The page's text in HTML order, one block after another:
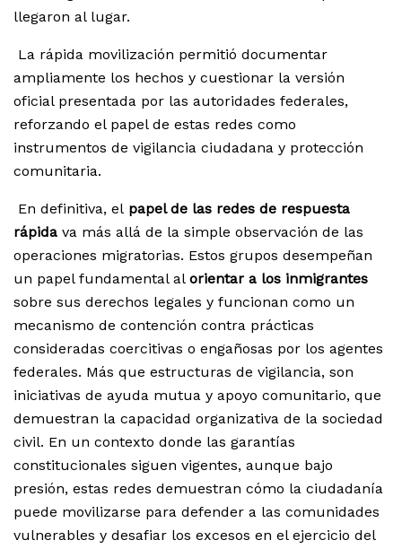
llegaron al lugar.
La rápida movilización permitió documentar
ampliamente los hechos y cuestionar la versión
oficial presentada por las autoridades federales,
reforzando el papel de estas redes como
instrumentos de vigilancia ciudadana y protección
comunitaria.
En definitiva, el papel de las redes de respuesta
rápida va más allá de la simple observación de las
operaciones migratorias. Estos grupos desempeñan
un papel fundamental al orientar a los inmigrantes
sobre sus derechos legales y funcionan como un
mecanismo de contención contra prácticas
consideradas coercitivas o engañosas por los agentes
federales. Más que estructuras de vigilancia, son
iniciativas de ayuda mutua y apoyo comunitario, que
demuestran la capacidad organizativa de la sociedad
civil. En un contexto donde las garantías
constitucionales siguen vigentes, aunque bajo
presión, estas redes demuestran cómo la ciudadanía
puede movilizarse para defender a las comunidades
vulnerables y desafiar los excesos en el ejercicio del